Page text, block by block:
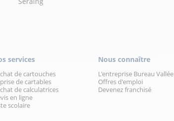
services
de cartouches
de cartables
de calculatrices
en ligne
scolaire
Nous connaître
L'entreprise Bureau Vallée
Offres d'emploi
Devenez franchisé